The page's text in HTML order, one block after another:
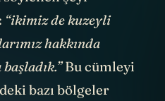
“ikimiz de kuzeyli
hakkında
Bu cümleyi
bazı bölgeler